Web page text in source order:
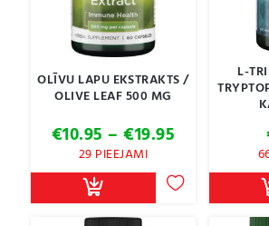
OLĪVU LAPU EKSTRAKTS /
OLIVE LEAF 500 MG
€10.95 – €19.95
€10.95
through
€19.95
29 PIEEJAMI
L-